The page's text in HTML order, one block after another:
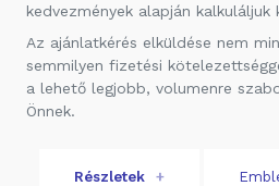
kedvezmények alapján kalkuláljuk
Az ajánlatkérés elküldése nem
semmilyen fizetési
a lehető legjobb, volumenre
Önnek.
Részletek +